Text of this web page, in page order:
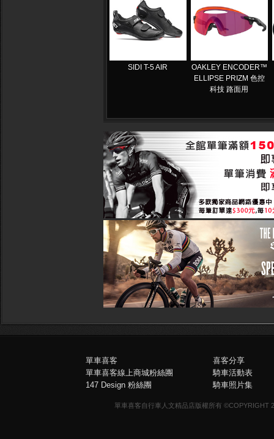
SIDI T-5 AIR
OAKLEY ENCODER™
ELLIPSE PRIZM 色控
科技 路面用
單車喜客
單車喜客線上商城粉絲團
147 Design 粉絲團
喜客分享
騎車活動表
騎車照片集
單車喜客自行車人文精品店版權所有